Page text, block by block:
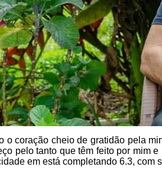
o coração cheio de gratidão pela
pelo tanto que têm feito por mim
em está completando 6.3, com